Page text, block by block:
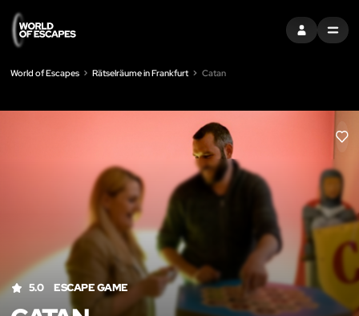
EINTRAGEN
MENU
World of Escapes Rätselräume in Frankfurt Catan
LIKE
5.0 ESCAPE GAME